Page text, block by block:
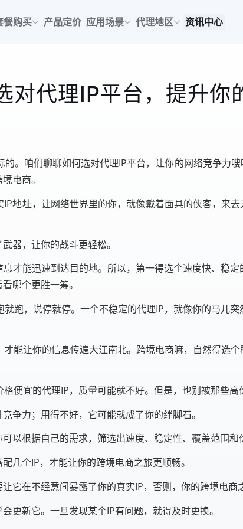
餐购买 产品定价 应用场景 代理地区 资讯中心
对代理IP平台，提升你
。咱们聊聊如何选对代理IP平台，让你的网络竞争力
电商。
地址，让网络世界里的你，就像戴着面具的侠客，来
器，让你的战斗更轻松。
才能迅速到达目的地。所以，第一得选个速度快、稳
哪个更胜一筹。
跑，说停就停。一个不稳定的代理IP，就像你的马儿
能让你的信息传遍大江南北。跨境电商嘛，自然得选
便宜的代理IP，质量可能就不好。但是，也别被那些高
争力；用得不好，它可能就成了你的绊脚石。
以根据自己的需求，筛选出速度、稳定性、覆盖范围和
几个IP，才能让你的跨境电商之旅更顺畅。
它在不经意间暴露了你的真实IP，否则，你的跨境电商
更新它。一旦发现某个IP有问题，就得及时更换。